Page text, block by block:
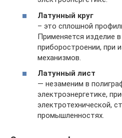
Латунный круг
– это сплошной
Применяется изделие
приборостроении, при
механизмов.
Латунный лист
— незаменим в
электроэнергетике,
электротехнической,
промышленностях.